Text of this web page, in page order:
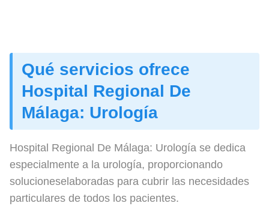
Qué servicios ofrece
Hospital Regional De
Málaga: Urología
Hospital Regional De Málaga: Urología se dedica
especialmente a la urología, proporcionando
solucioneselaboradas para cubrir las necesidades
particulares de todos los pacientes.